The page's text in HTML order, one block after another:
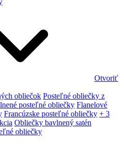
Otvoriť
obliečok Posteľné obliečky z
posteľné obliečky Flanelové
Francúzske posteľné obliečky + 3
Obliečky bavlnený satén
obliečky